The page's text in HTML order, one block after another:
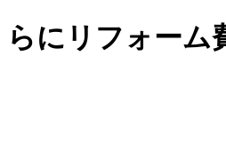
にリフォーム